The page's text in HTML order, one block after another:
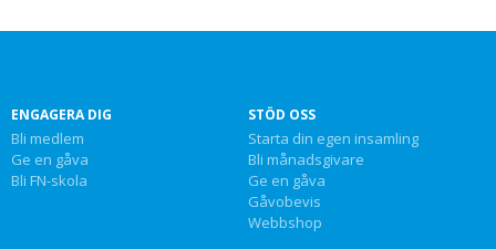
ENGAGERA DIG
Bli medlem
Ge en gåva
Bli FN-skola
STÖD OSS
Starta din egen insamling
Bli månadsgivare
Ge en gåva
Gåvobevis
Webbshop